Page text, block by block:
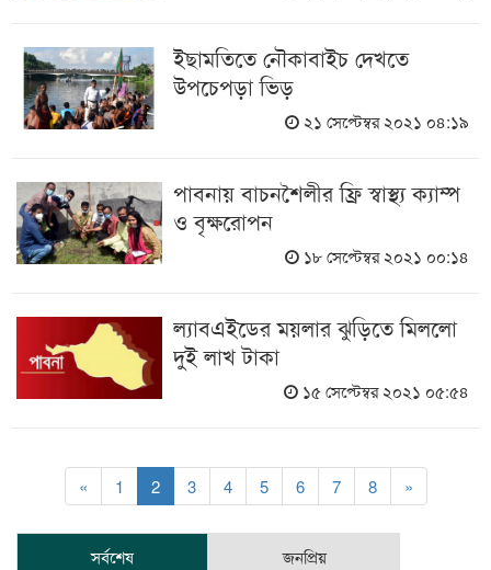
ইছামতিতে নৌকাবাইচ দেখতে
উপচেপড়া ভিড়
২১ সেপ্টেম্বর ২০২১ ০৪:১৯
পাবনায় বাচনশৈলীর ফ্রি স্বাস্থ্য ক্যাম্প
ও বৃক্ষরোপন
১৮ সেপ্টেম্বর ২০২১ ০০:১৪
ল্যাবএইডের ময়লার ঝুড়িতে মিললো
দুই লাখ টাকা
১৫ সেপ্টেম্বর ২০২১ ০৫:৫৪
« 1 2 3 4 5 6 7 8 »
সর্বশেষ জনপ্রিয়